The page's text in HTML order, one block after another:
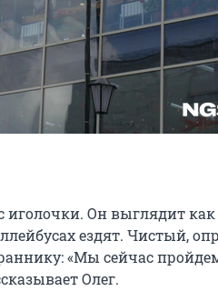
иголочки. Он выглядит
ездят. Чистый,
«Мы сейчас
Олег.